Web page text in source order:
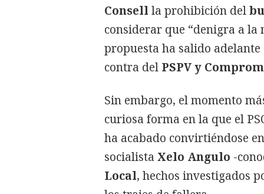
Consell la prohibición del
considerar que “denigra a la
propuesta ha salido adelante
contra del PSPV y
Sin embargo, el momento
curiosa forma en la que el
ha acabado convirtiéndose
socialista Xelo Angulo -
Local, hechos investigados